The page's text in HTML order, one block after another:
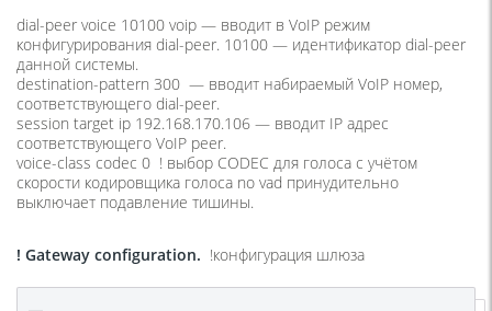
dial-peer voice 10100 voip — вводит в VoIP режим
конфигурирования dial-peer. 10100 — идентификатор dial-peer
данной системы.
destination-pattern 300 — вводит набираемый VoIP номер,
соответствующего dial-peer.
session target ip 192.168.170.106 — вводит IP адрес
соответствующего VoIP peer.
voice-class codec 0 ! выбор CODEC для голоса с учётом
скорости кодировщика голоса no vad принудительно
выключает подавление тишины.
! Gateway configuration. !конфигурация шлюза